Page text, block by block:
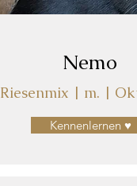
Nemo
Riesenmix | m. |
Kennenlernen ♥